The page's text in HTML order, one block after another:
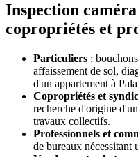
Inspection
copropriétés et
Particuliers :
affaissement de sol,
d'un appartement à
Copropriétés et
recherche d'origine
travaux collectifs.
Professionnels et
de bureaux nécessitant